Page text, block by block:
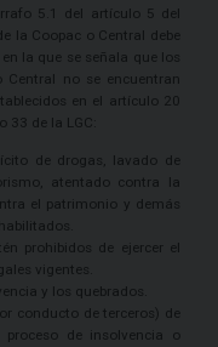
5.1 del artículo 5 del
la Coopac o Central debe
la que se señala que los
Central no se encuentran
en el artículo 20
33 de la LGC:
de drogas, lavado de
atentado contra la
el patrimonio y demás
prohibidos de ejercer el
vigentes.
y los quebrados.
conducto de terceros) de
de insolvencia o